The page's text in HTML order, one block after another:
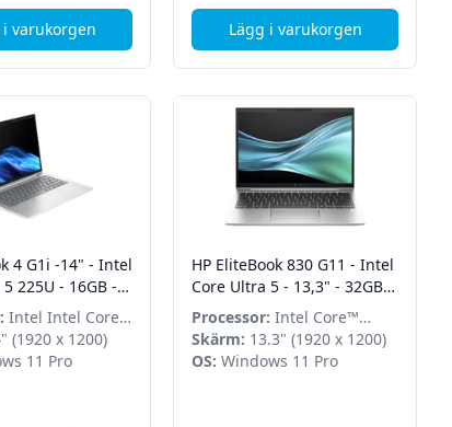
Win 11 Pro, Lenovo ThinkPad T14 G6 - 14" WUXGA - Ryzen AI 5 Pro 340 - 32GB - 512GB SSD - Win 11 Pro
i varukorgen , HP Elite x360 1040 G11 -
Lägg i varukorgen, HP EliteBook 845
4 G1i -14" - Intel
225U - 16GB -
11 Pro
Intel Intel Core
(1920 x 1200)
11 Pro
HP EliteBook 830 G11 - Intel
Core Ultra 5 - 13,3" - 32GB -
512GB SSD - Win 11 Pro
Processor: Intel Core™
Ultra 5 125U
Skärm: 13.3" (1920 x 1200)
OS: Windows 11 Pro